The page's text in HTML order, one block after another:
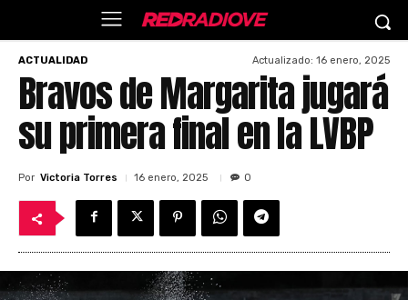
ACTUALIDAD Actualizado: 16 enero, 2025
Bravos de Margarita jugará
su primera final en la LVBP
Por Victoria Torres 16 enero, 2025 0